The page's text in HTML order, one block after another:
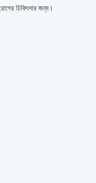
চিকিৎসার জন্য।